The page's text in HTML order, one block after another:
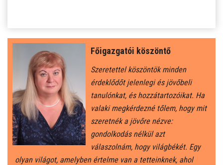
TANULÓINKNAK
ÁLTALÁNOS ISKOLÁSOKNAK
SZÜLŐKNEK
PEDAGÓGUSOK ELÉRHETŐSÉGE
Főigazgatói köszöntő
Szeretettel köszöntök minden
érdeklődőt jelenlegi és jövőbeli
tanulónkat, és hozzátartozóikat. Ha
valaki megkérdezné tőlem, hogy mit
szeretnék a jövőre nézve:
gondolkodás nélkül azt
válaszolnám, hogy világbékét. Egy
olyan világot, amelyben értelme van a tetteinknek, ahol